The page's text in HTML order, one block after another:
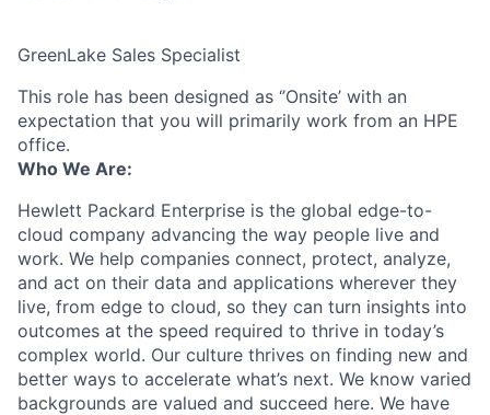
GreenLake Sales Specialist
This role has been designed as ‘’Onsite’ with an
expectation that you will primarily work from an HPE
office.
Who We Are:
Hewlett Packard Enterprise is the global edge-to-
cloud company advancing the way people live and
work. We help companies connect, protect, analyze,
and act on their data and applications wherever they
live, from edge to cloud, so they can turn insights into
outcomes at the speed required to thrive in today’s
complex world. Our culture thrives on finding new and
better ways to accelerate what’s next. We know varied
backgrounds are valued and succeed here. We have